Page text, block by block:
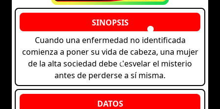
Cuando una enfermedad no identificada
comienza a poner su vida de cabeza, una mujer
de la alta sociedad debe desvelar el misterio
antes de perderse a sí misma.